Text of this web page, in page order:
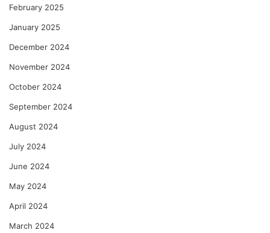
February 2025
January 2025
December 2024
November 2024
October 2024
September 2024
August 2024
July 2024
June 2024
May 2024
April 2024
March 2024